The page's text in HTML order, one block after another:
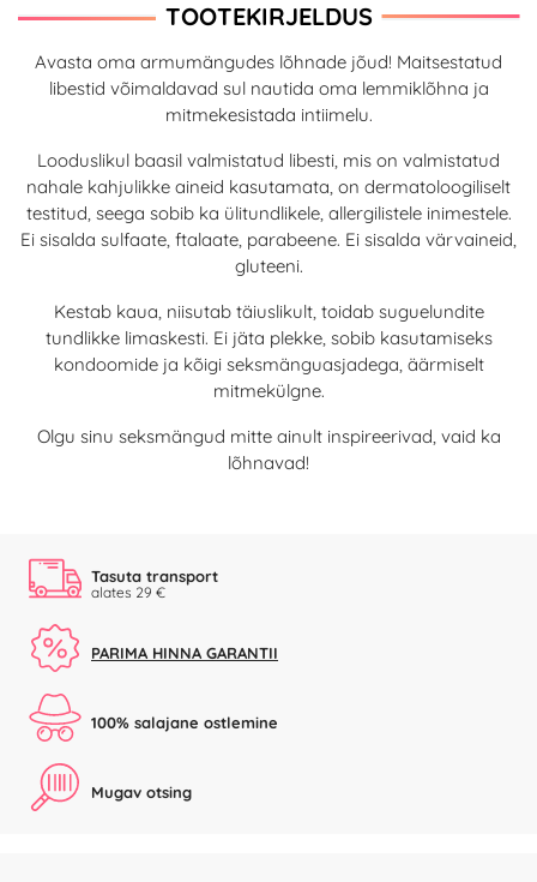
TOOTEKIRJELDUS
Avasta oma armumängudes lõhnade jõud! Maitsestatud
libestid võimaldavad sul nautida oma lemmiklõhna ja
mitmekesistada intiimelu.
Looduslikul baasil valmistatud libesti, mis on valmistatud
nahale kahjulikke aineid kasutamata, on dermatoloogiliselt
testitud, seega sobib ka ülitundlikele, allergilistele inimestele.
Ei sisalda sulfaate, ftalaate, parabeene. Ei sisalda värvaineid,
gluteeni.
Kestab kaua, niisutab täiuslikult, toidab suguelundite
tundlikke limaskesti. Ei jäta plekke, sobib kasutamiseks
kondoomide ja kõigi seksmänguasjadega, äärmiselt
mitmekülgne.
Olgu sinu seksmängud mitte ainult inspireerivad, vaid ka
lõhnavad!
Tasuta transport
alates 29 €
PARIMA HINNA GARANTII
100% salajane ostlemine
Mugav otsing